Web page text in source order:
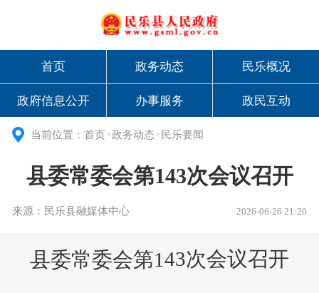
首页 政务动态 民乐概况
政府信息公开 办事服务 政民互动
当前位置：首页 > 政务动态 > 民乐要闻
县委常委会第143次会议召开
来源：民乐县融媒体中心 2026-06-26 21:20
县委常委会第143次会议召开